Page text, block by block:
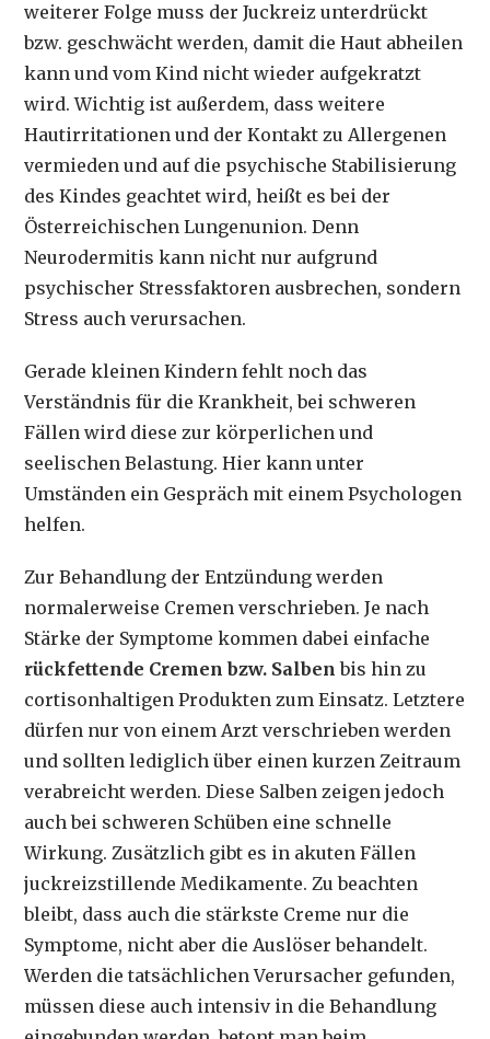
weiterer Folge muss der Juckreiz unterdrückt
bzw. geschwächt werden, damit die Haut abheilen
kann und vom Kind nicht wieder aufgekratzt
wird. Wichtig ist außerdem, dass weitere
Hautirritationen und der Kontakt zu Allergenen
vermieden und auf die psychische Stabilisierung
des Kindes geachtet wird, heißt es bei der
Österreichischen Lungenunion. Denn
Neurodermitis kann nicht nur aufgrund
psychischer Stressfaktoren ausbrechen, sondern
Stress auch verursachen.
Gerade kleinen Kindern fehlt noch das
Verständnis für die Krankheit, bei schweren
Fällen wird diese zur körperlichen und
seelischen Belastung. Hier kann unter
Umständen ein Gespräch mit einem Psychologen
helfen.
Zur Behandlung der Entzündung werden
normalerweise Cremen verschrieben. Je nach
Stärke der Symptome kommen dabei einfache
rückfettende Cremen bzw. Salben bis hin zu
cortisonhaltigen Produkten zum Einsatz. Letztere
dürfen nur von einem Arzt verschrieben werden
und sollten lediglich über einen kurzen Zeitraum
verabreicht werden. Diese Salben zeigen jedoch
auch bei schweren Schüben eine schnelle
Wirkung. Zusätzlich gibt es in akuten Fällen
juckreizstillende Medikamente. Zu beachten
bleibt, dass auch die stärkste Creme nur die
Symptome, nicht aber die Auslöser behandelt.
Werden die tatsächlichen Verursacher gefunden,
müssen diese auch intensiv in die Behandlung